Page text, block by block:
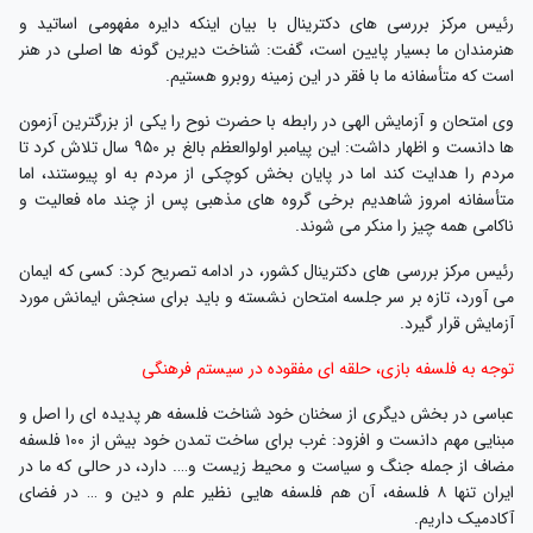
رئیس مرکز بررسی های دکترینال با بیان اینکه دایره مفهومی اساتید و
هنرمندان ما بسیار پایین است، گفت: شناخت دیرین گونه ها اصلی در هنر
است که متأسفانه ما با فقر در این زمینه روبرو هستیم.
وی امتحان و آزمایش الهی در رابطه با حضرت نوح را یکی از بزرگترین آزمون
ها دانست و اظهار داشت: این پیامبر اولوالعظم بالغ بر ۹۵۰ سال تلاش کرد تا
مردم را هدایت کند اما در پایان بخش کوچکی از مردم به او پیوستند، اما
متأسفانه امروز شاهدیم برخی گروه های مذهبی پس از چند ماه فعالیت و
ناکامی همه چیز را منکر می شوند.
رئیس مرکز بررسی های دکترینال کشور، در ادامه تصریح کرد: کسی که ایمان
می آورد، تازه بر سر جلسه امتحان نشسته و باید برای سنجش ایمانش مورد
آزمایش قرار گیرد.
توجه به فلسفه بازی، حلقه ای مفقوده در سیستم فرهنگی
عباسی در بخش دیگری از سخنان خود شناخت فلسفه هر پدیده ای را اصل و
مبنایی مهم دانست و افزود: غرب برای ساخت تمدن خود بیش از ۱۰۰ فلسفه
مضاف از جمله جنگ و سیاست و محیط زیست و…. دارد، در حالی که ما در
ایران تنها ۸ فلسفه، آن هم فلسفه هایی نظیر علم و دین و … در فضای
آکادمیک داریم.